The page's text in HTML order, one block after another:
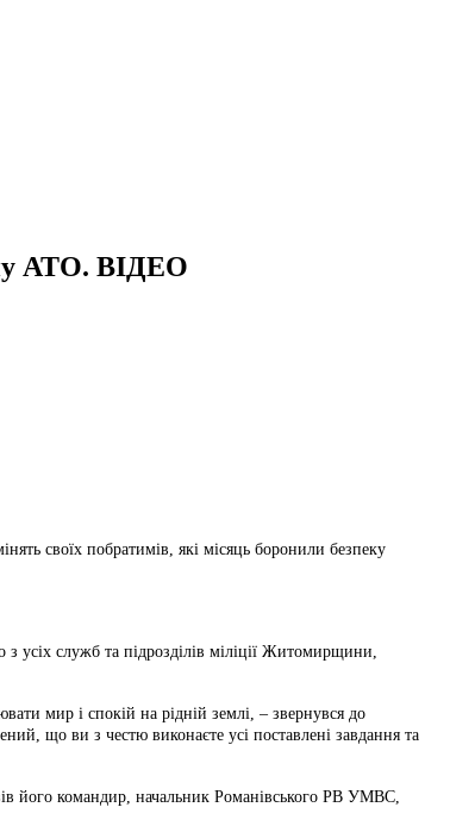
АТО. ВІДЕО
своїх побратимів, які місяць боронили безпеку
усіх служб та підрозділів міліції Житомирщини,
мир і спокій на рідній землі, – звернувся до
що ви з честю виконаєте усі поставлені завдання та
його командир, начальник Романівського РВ УМВС,